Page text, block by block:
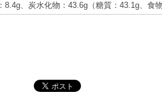
、炭水化物：43.6g（糖質：43.1g、食